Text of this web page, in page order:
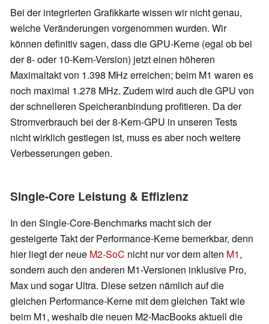
Bei der integrierten Grafikkarte wissen wir nicht genau,
welche Veränderungen vorgenommen wurden. Wir
können definitiv sagen, dass die GPU-Kerne (egal ob bei
der 8- oder 10-Kern-Version) jetzt einen höheren
Maximaltakt von 1.398 MHz erreichen; beim M1 waren es
noch maximal 1.278 MHz. Zudem wird auch die GPU von
der schnelleren Speicheranbindung profitieren. Da der
Stromverbrauch bei der 8-Kern-GPU in unseren Tests
nicht wirklich gestiegen ist, muss es aber noch weitere
Verbesserungen geben.
Single-Core Leistung & Effizienz
In den Single-Core-Benchmarks macht sich der
gesteigerte Takt der Performance-Kerne bemerkbar, denn
hier liegt der neue M2-SoC nicht nur vor dem alten M1,
sondern auch den anderen M1-Versionen inklusive Pro,
Max und sogar Ultra. Diese setzen nämlich auf die
gleichen Performance-Kerne mit dem gleichen Takt wie
beim M1, weshalb die neuen M2-MacBooks aktuell die